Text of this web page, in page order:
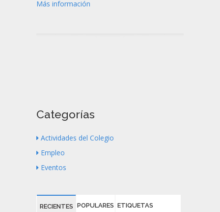
Más información
Categorías
Actividades del Colegio
Empleo
Eventos
RECIENTES POPULARES ETIQUETAS